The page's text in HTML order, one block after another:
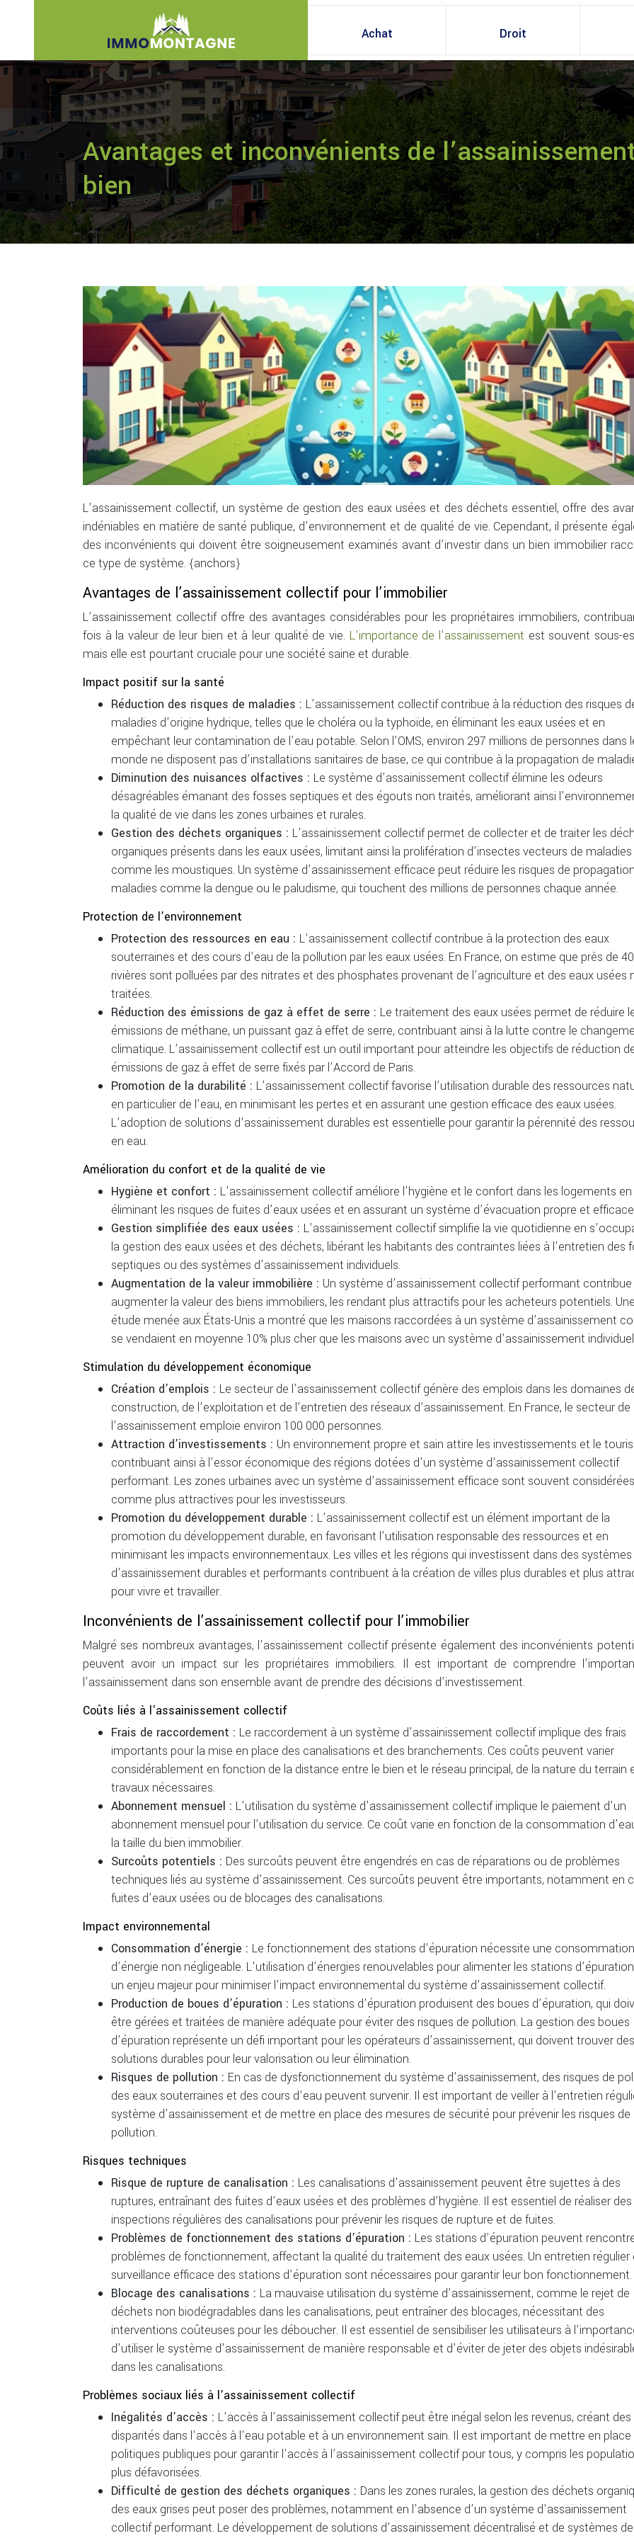
Achat Droit
Avantages et inconvénients de
bien
L’assainissement collectif, un système de gestion des eaux usées et des déchets essentiel, offre des
indéniables en matière de santé publique, d’environnement et de qualité de vie. Cependant, il présente
des inconvénients qui doivent être soigneusement examinés avant d’investir dans un bien immobilier
ce type de système. {anchors}
Avantages de l’assainissement collectif pour l’immobilier
L’assainissement collectif offre des avantages considérables pour les propriétaires immobiliers,
fois à la valeur de leur bien et à leur qualité de vie. L’importance de l’assainissement est souvent sous-
mais elle est pourtant cruciale pour une société saine et durable.
Impact positif sur la santé
Réduction des risques de maladies : L’assainissement collectif contribue à la réduction des risques
maladies d’origine hydrique, telles que le choléra ou la typhoïde, en éliminant les eaux usées et en
empêchant leur contamination de l’eau potable. Selon l’OMS, environ 297 millions de personnes dans
monde ne disposent pas d’installations sanitaires de base, ce qui contribue à la propagation de
Diminution des nuisances olfactives : Le système d’assainissement collectif élimine les odeurs
désagréables émanant des fosses septiques et des égouts non traités, améliorant ainsi
la qualité de vie dans les zones urbaines et rurales.
Gestion des déchets organiques : L’assainissement collectif permet de collecter et de traiter les
organiques présents dans les eaux usées, limitant ainsi la prolifération d’insectes vecteurs de maladies
comme les moustiques. Un système d’assainissement efficace peut réduire les risques de
maladies comme la dengue ou le paludisme, qui touchent des millions de personnes chaque année.
Protection de l’environnement
Protection des ressources en eau : L’assainissement collectif contribue à la protection des eaux
souterraines et des cours d’eau de la pollution par les eaux usées. En France, on estime que près de
rivières sont polluées par des nitrates et des phosphates provenant de l’agriculture et des eaux usées
traitées.
Réduction des émissions de gaz à effet de serre : Le traitement des eaux usées permet de réduire
émissions de méthane, un puissant gaz à effet de serre, contribuant ainsi à la lutte contre le
climatique. L’assainissement collectif est un outil important pour atteindre les objectifs de réduction
émissions de gaz à effet de serre fixés par l’Accord de Paris.
Promotion de la durabilité : L’assainissement collectif favorise l’utilisation durable des ressources
en particulier de l’eau, en minimisant les pertes et en assurant une gestion efficace des eaux usées.
L’adoption de solutions d’assainissement durables est essentielle pour garantir la pérennité des
en eau.
Amélioration du confort et de la qualité de vie
Hygiène et confort : L’assainissement collectif améliore l’hygiène et le confort dans les logements en
éliminant les risques de fuites d’eaux usées et en assurant un système d’évacuation propre et
Gestion simplifiée des eaux usées : L’assainissement collectif simplifie la vie quotidienne en
la gestion des eaux usées et des déchets, libérant les habitants des contraintes liées à l’entretien des
septiques ou des systèmes d’assainissement individuels.
Augmentation de la valeur immobilière : Un système d’assainissement collectif performant
augmenter la valeur des biens immobiliers, les rendant plus attractifs pour les acheteurs potentiels. Une
étude menée aux États-Unis a montré que les maisons raccordées à un système d’assainissement
se vendaient en moyenne 10% plus cher que les maisons avec un système d’assainissement
Stimulation du développement économique
Création d’emplois : Le secteur de l’assainissement collectif génère des emplois dans les domaines
construction, de l’exploitation et de l’entretien des réseaux d’assainissement. En France, le secteur de
l’assainissement emploie environ 100 000 personnes.
Attraction d’investissements : Un environnement propre et sain attire les investissements et le
contribuant ainsi à l’essor économique des régions dotées d’un système d’assainissement collectif
performant. Les zones urbaines avec un système d’assainissement efficace sont souvent considérées
comme plus attractives pour les investisseurs.
Promotion du développement durable : L’assainissement collectif est un élément important de la
promotion du développement durable, en favorisant l’utilisation responsable des ressources et en
minimisant les impacts environnementaux. Les villes et les régions qui investissent dans des systèmes
d’assainissement durables et performants contribuent à la création de villes plus durables et plus
pour vivre et travailler.
Inconvénients de l’assainissement collectif pour l’immobilier
Malgré ses nombreux avantages, l’assainissement collectif présente également des inconvénients
peuvent avoir un impact sur les propriétaires immobiliers. Il est important de comprendre
l’assainissement dans son ensemble avant de prendre des décisions d’investissement.
Coûts liés à l’assainissement collectif
Frais de raccordement : Le raccordement à un système d’assainissement collectif implique des frais
importants pour la mise en place des canalisations et des branchements. Ces coûts peuvent varier
considérablement en fonction de la distance entre le bien et le réseau principal, de la nature du terrain
travaux nécessaires.
Abonnement mensuel : L’utilisation du système d’assainissement collectif implique le paiement d’un
abonnement mensuel pour l’utilisation du service. Ce coût varie en fonction de la consommation
la taille du bien immobilier.
Surcoûts potentiels : Des surcoûts peuvent être engendrés en cas de réparations ou de problèmes
techniques liés au système d’assainissement. Ces surcoûts peuvent être importants, notamment en
fuites d’eaux usées ou de blocages des canalisations.
Impact environnemental
Consommation d’énergie : Le fonctionnement des stations d’épuration nécessite une consommation
d’énergie non négligeable. L’utilisation d’énergies renouvelables pour alimenter les stations
un enjeu majeur pour minimiser l’impact environnemental du système d’assainissement collectif.
Production de boues d’épuration : Les stations d’épuration produisent des boues d’épuration, qui
être gérées et traitées de manière adéquate pour éviter des risques de pollution. La gestion des boues
d’épuration représente un défi important pour les opérateurs d’assainissement, qui doivent trouver des
solutions durables pour leur valorisation ou leur élimination.
Risques de pollution : En cas de dysfonctionnement du système d’assainissement, des risques de
des eaux souterraines et des cours d’eau peuvent survenir. Il est important de veiller à l’entretien
système d’assainissement et de mettre en place des mesures de sécurité pour prévenir les risques de
pollution.
Risques techniques
Risque de rupture de canalisation : Les canalisations d’assainissement peuvent être sujettes à des
ruptures, entraînant des fuites d’eaux usées et des problèmes d’hygiène. Il est essentiel de réaliser des
inspections régulières des canalisations pour prévenir les risques de rupture et de fuites.
Problèmes de fonctionnement des stations d’épuration : Les stations d’épuration peuvent
problèmes de fonctionnement, affectant la qualité du traitement des eaux usées. Un entretien régulier
surveillance efficace des stations d’épuration sont nécessaires pour garantir leur bon fonctionnement.
Blocage des canalisations : La mauvaise utilisation du système d’assainissement, comme le rejet de
déchets non biodégradables dans les canalisations, peut entraîner des blocages, nécessitant des
interventions coûteuses pour les déboucher. Il est essentiel de sensibiliser les utilisateurs à
d’utiliser le système d’assainissement de manière responsable et d’éviter de jeter des objets
dans les canalisations.
Problèmes sociaux liés à l’assainissement collectif
Inégalités d’accès : L’accès à l’assainissement collectif peut être inégal selon les revenus, créant des
disparités dans l’accès à l’eau potable et à un environnement sain. Il est important de mettre en place
politiques publiques pour garantir l’accès à l’assainissement collectif pour tous, y compris les
plus défavorisées.
Difficulté de gestion des déchets organiques : Dans les zones rurales, la gestion des déchets
des eaux grises peut poser des problèmes, notamment en l’absence d’un système d’assainissement
collectif performant. Le développement de solutions d’assainissement décentralisé et de systèmes de